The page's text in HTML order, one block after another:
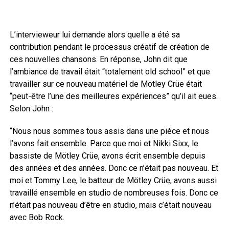
L’intervieweur lui demande alors quelle a été sa
contribution pendant le processus créatif de création de
ces nouvelles chansons. En réponse, John dit que
l’ambiance de travail était “totalement old school” et que
travailler sur ce nouveau matériel de Mötley Crüe était
“peut-être l’une des meilleures expériences” qu’il ait eues.
Selon John :
“Nous nous sommes tous assis dans une pièce et nous
l’avons fait ensemble. Parce que moi et Nikki Sixx, le
bassiste de Mötley Crüe, avons écrit ensemble depuis
des années et des années. Donc ce n’était pas nouveau. Et
moi et Tommy Lee, le batteur de Mötley Crüe, avons aussi
travaillé ensemble en studio de nombreuses fois. Donc ce
n’était pas nouveau d’être en studio, mais c’était nouveau
avec Bob Rock.